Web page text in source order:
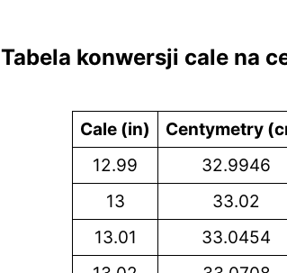
Tabela konwersji cale na
Cale (in)
Centymetry
12.99
32.9946
13
33.02
13.01
33.0454